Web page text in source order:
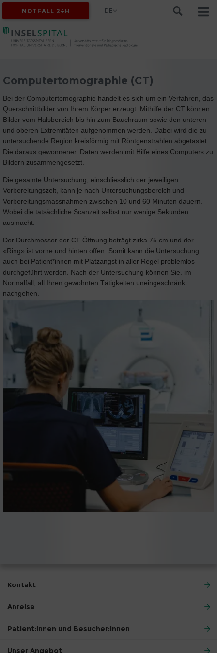
NOTFALL 24H DE
Computertomographie (CT)
Bei der Computertomographie handelt es sich um ein Verfahren, das
Querschnittbilder von Ihrem Körper erzeugt. Mithilfe der CT können
Bilder vom Halsbereich bis hin zum Bauchraum sowie den unteren
und oberen Extremitäten aufgenommen werden. Dabei wird die zu
untersuchende Region kreisförmig mit Röntgenstrahlen abgetastet.
Die daraus gewonnenen Daten werden mit Hilfe eines Computers zu
Bildern zusammengesetzt.
Die gesamte Untersuchung, einschliesslich der jeweiligen
Vorbereitungszeit, kann je nach Untersuchungsbereich und
Vorbereitungsmassnahmen zwischen 10 und 60 Minuten dauern.
Wobei die tatsächliche Scanzeit selbst nur wenige Sekunden
ausmacht.
Der Durchmesser der CT-Öffnung beträgt zirka 75 cm und der
«Ring» ist vorne und hinten offen. Somit kann die Untersuchung
auch bei Patient*innen mit Platzangst in aller Regel problemlos
durchgeführt werden. Nach der Untersuchung können Sie, im
Normalfall, all Ihren gewohnten Tätigkeiten uneingeschränkt
nachgehen.
Kontakt
Anreise
Patient:innen und Besucher:innen
Unser Angebot